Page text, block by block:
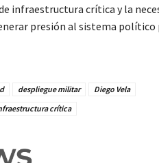
infraestructura crítica y la
presión al sistema político
despliegue militar
Diego Vela
crítica